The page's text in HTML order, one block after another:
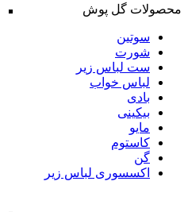
محصولات گل پوش
سوتین
شورت
ست لباس زیر
لباس خواب
بادی
بیکینی
مایو
کاستوم
گن
اکسسوری لباس زیر